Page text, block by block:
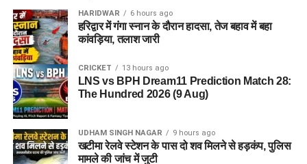
HARIDWAR 6 hours ago
हरिद्वार में गंगा स्नान के दौरान हादसा, तेज बहाव में बहा
कांवड़िया, तलाश जारी
CRICKET 13 hours ago
LNS vs BPH Dream11 Prediction Match 28:
The Hundred 2026 (9 Aug)
UDHAM SINGH NAGAR 9 hours ago
खटीमा रेलवे स्टेशन के पास दो शव मिलने से हड़कंप, पुलिस
मामले की जांच में जुटी